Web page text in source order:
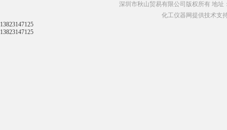
深圳市秋山贸易有限公司版权所有 地址
化工仪器网提供技术支
13823147125
13823147125